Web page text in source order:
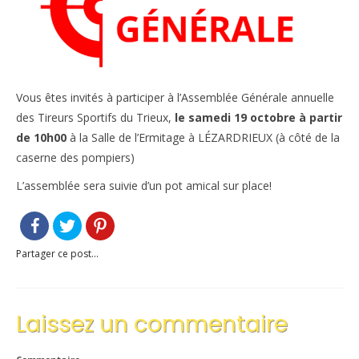
Le règlement intérieur TST
Les réglementations et documents
Les tirs pratiqués
Les équipements
Les disciplines Armes Anciennes
Les catégories d’âges FFTIR
ÉCOLE DE TIR
Inscription 10M Centre Ville
Vous êtes invités à participer à l’Assemblée Générale annuelle
des Tireurs Sportifs du Trieux, le samedi 19 octobre à partir
de 10h00 à la Salle de l’Ermitage à LÉZARDRIEUX (à côté de la
caserne des pompiers)
L’assemblée sera suivie d’un pot amical sur place!
Partager ce post...
Laissez un commentaire